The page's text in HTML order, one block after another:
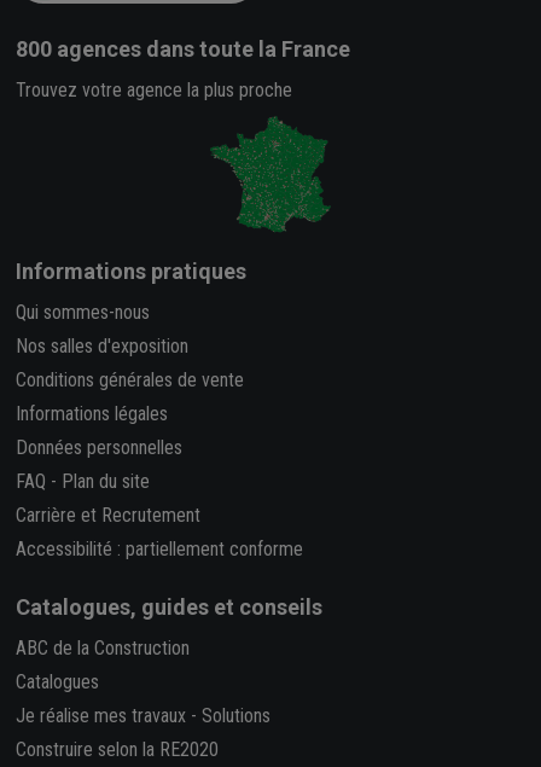
800 agences dans toute la France
Trouvez votre agence la plus proche
Informations pratiques
Qui sommes-nous
Nos salles d'exposition
Conditions générales de vente
Informations légales
Données personnelles
FAQ - Plan du site
Carrière et Recrutement
Accessibilité : partiellement conforme
Catalogues, guides et conseils
ABC de la Construction
Catalogues
Je réalise mes travaux - Solutions
Construire selon la RE2020